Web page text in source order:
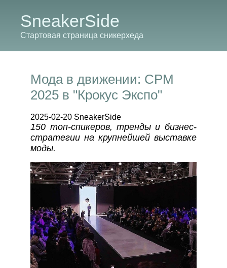
SneakerSide
Стартовая страница сникерхеда
Мода в движении: CPM
2025 в "Крокус Экспо"
2025-02-20 SneakerSide
150 топ-спикеров, тренды и бизнес-
стратегии на крупнейшей выставке
моды.